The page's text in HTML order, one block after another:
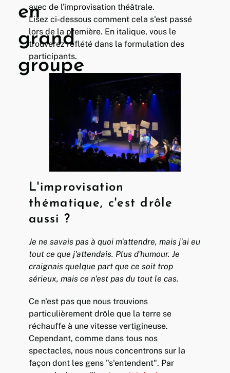
en
grand
groupe
avec de l'improvisation théâtrale.
Lisez ci-dessous comment cela s'est passé
lors de la première. En italique, vous le
trouverez reflété dans la formulation des
participants.
L'improvisation
thématique, c'est drôle
aussi ?
Je ne savais pas à quoi m'attendre, mais j'ai eu
tout ce que j'attendais. Plus d'humour. Je
craignais quelque part que ce soit trop
sérieux, mais ce n'est pas du tout le cas.
Ce n'est pas que nous trouvions
particulièrement drôle que la terre se
réchauffe à une vitesse vertigineuse.
Cependant, comme dans tous nos
spectacles, nous nous concentrons sur la
façon dont les gens "s'entendent". Par